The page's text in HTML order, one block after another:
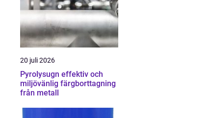
20 juli 2026
Pyrolysugn effektiv och
miljövänlig färgborttagning
från metall